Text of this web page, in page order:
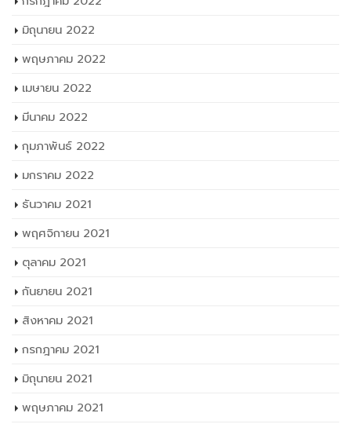
มิถุนายน 2022
พฤษภาคม 2022
เมษายน 2022
มีนาคม 2022
กุมภาพันธ์ 2022
มกราคม 2022
ธันวาคม 2021
พฤศจิกายน 2021
ตุลาคม 2021
กันยายน 2021
สิงหาคม 2021
กรกฎาคม 2021
มิถุนายน 2021
พฤษภาคม 2021